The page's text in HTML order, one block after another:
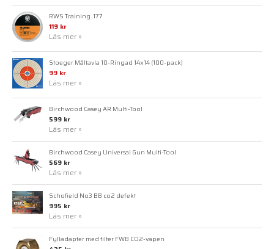
RWS Training .177
119 kr
Läs mer »
Stoeger Måltavla 10-Ringad 14x14 (100-pack)
99 kr
Läs mer »
Birchwood Casey AR Multi-Tool
599 kr
Läs mer »
Birchwood Casey Universal Gun Multi-Tool
569 kr
Läs mer »
Schofield No3 BB co2 defekt
995 kr
Läs mer »
Fylladapter med filter FWB CO2-vapen